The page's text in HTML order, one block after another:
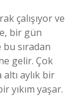
çalışıyor ve
bir gün
sıradan
gelir. Çok
aylık bir
yıkım yaşar.